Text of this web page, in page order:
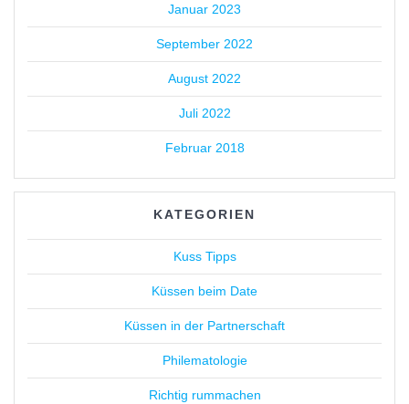
Januar 2023
September 2022
August 2022
Juli 2022
Februar 2018
KATEGORIEN
Kuss Tipps
Küssen beim Date
Küssen in der Partnerschaft
Philematologie
Richtig rummachen